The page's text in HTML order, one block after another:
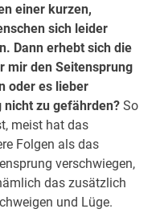
einer kurzen,
sich leider
Dann erhebt sich die
mir den Seitensprung
oder es lieber
nicht zu gefährden? So
meist hat das
Folgen als das
verschwiegen,
das zusätzlich
und Lüge.